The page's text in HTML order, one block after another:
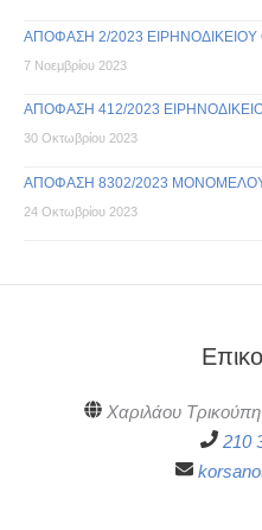
ΑΠΟΦΑΣΗ 2/2023
7 Νοεμβρίου 2023
ΑΠΟΦΑΣΗ 412/2023
30 Οκτωβρίου 2023
ΑΠΟΦΑΣΗ 8302/2023
24 Οκτωβρίου 2023
Χαριλάου
210